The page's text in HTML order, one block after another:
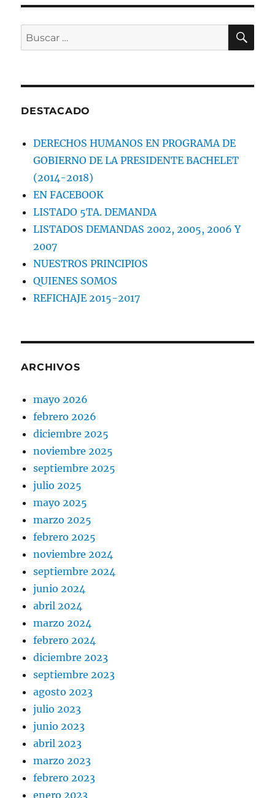
Buscar
por:
DESTACADO
DERECHOS HUMANOS EN PROGRAMA DE
GOBIERNO DE LA PRESIDENTE BACHELET
(2014-2018)
EN FACEBOOK
LISTADO 5TA. DEMANDA
LISTADOS DEMANDAS 2002, 2005, 2006 Y
2007
NUESTROS PRINCIPIOS
QUIENES SOMOS
REFICHAJE 2015-2017
ARCHIVOS
mayo 2026
febrero 2026
diciembre 2025
noviembre 2025
septiembre 2025
julio 2025
mayo 2025
marzo 2025
febrero 2025
noviembre 2024
septiembre 2024
junio 2024
abril 2024
marzo 2024
febrero 2024
diciembre 2023
septiembre 2023
agosto 2023
julio 2023
junio 2023
abril 2023
marzo 2023
febrero 2023
enero 2023